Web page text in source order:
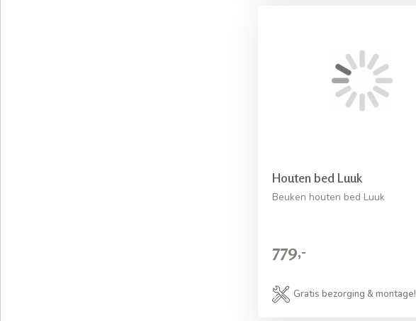
Houten bed Luuk
Beuken houten bed Luuk
779,-
Gratis bezorging & montage!